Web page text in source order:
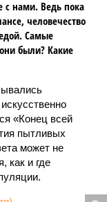
с нами. Ведь пока
человечество
Самые
были? Какие
«Конец всей
пытливых
может не
как и где